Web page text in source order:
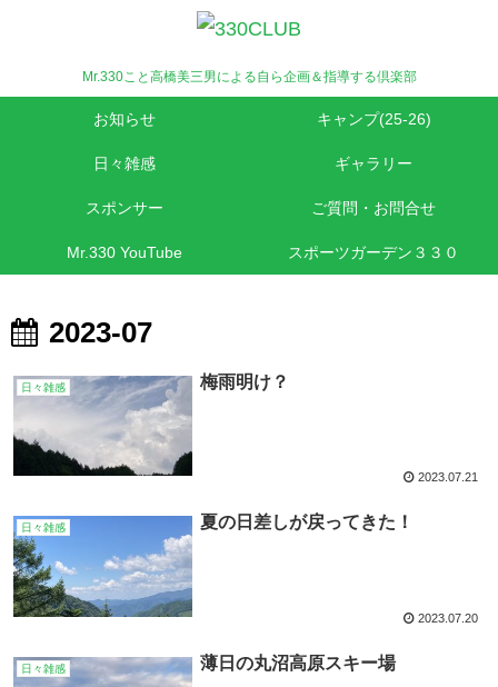
Mr.330こと高橋美三男による自ら企画＆指導する倶楽部
お知らせ キャンプ(25-26)
日々雑感 ギャラリー
スポンサー ご質問・お問合せ
Mr.330 YouTube スポーツガーデン３３０
2023-07
日々雑感 梅雨明け？
2023.07.21
日々雑感 夏の日差しが戻ってきた！
2023.07.20
日々雑感 薄日の丸沼高原スキー場